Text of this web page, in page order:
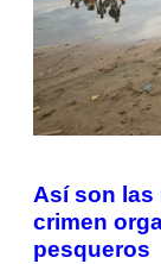
Así son las
crimen
pesqueros